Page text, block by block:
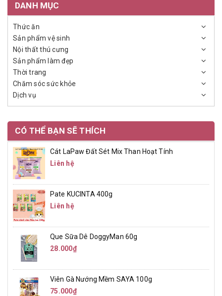
DANH MỤC
Thức ăn
Sản phẩm vệ sinh
Nội thất thú cưng
Sản phẩm làm đẹp
Thời trang
Chăm sóc sức khỏe
Dịch vụ
CÓ THỂ BẠN SẼ THÍCH
Cát LaPaw Đất Sét Mix Than Hoạt Tính
Liên hệ
Pate KUCINTA 400g
Liên hệ
Que Sữa Dê DoggyMan 60g
28.000₫
Viên Gà Nướng Mềm SAYA 100g
75.000₫